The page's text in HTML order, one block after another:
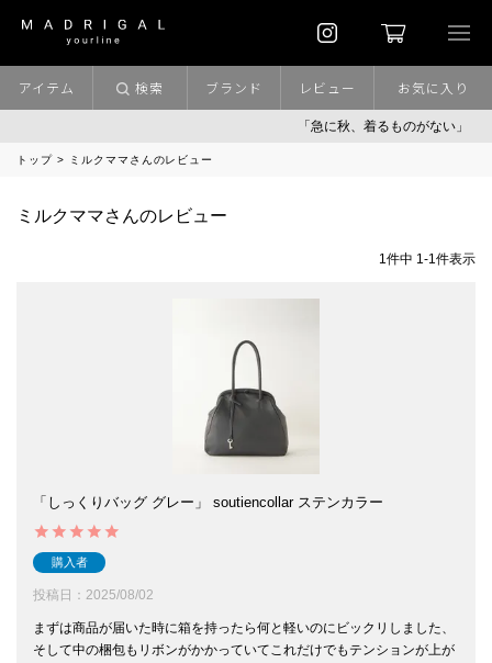
「急に秋、着るものがない」
アイテム 検索 ブランド レビュー お気に入り
トップ ミルクママさんのレビュー
ミルクママさんのレビュー
1件中 1-1件表示
「しっくりバッグ グレー」 soutiencollar ステンカラー
購入者
投稿日 2025/08/02
まずは商品が届いた時に箱を持ったら何と軽いのにビックリしました、
そして中の梱包もリボンがかかっていてこれだけでもテンションが上が